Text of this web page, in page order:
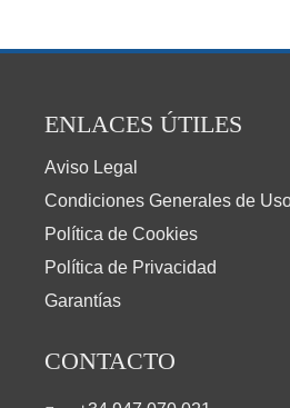
ENLACES ÚTILES
Aviso Legal
Condiciones Generales de
Política de Cookies
Política de Privacidad
Garantías
CONTACTO